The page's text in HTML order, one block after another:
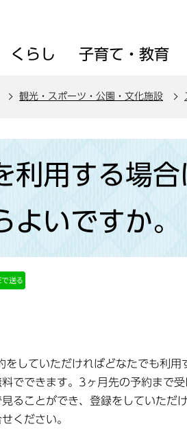
くらし 子育て・教育
観光・スポーツ・公園・文化施設
利用する場
よいですか。
していただければどなたでも利用
でできます。3ヶ月先の予約まで
見ることができ、登録をしていただ
ください。